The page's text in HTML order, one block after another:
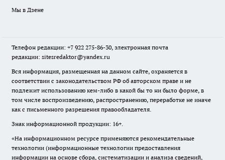
Мы в Дзене
Телефон редакции: +7 922 275-86-30, электронная почта
редакции: sitesredaktor@yandex.ru
Вся информация, размещенная на данном сайте, охраняется в
соответствии с законодательством РФ об авторском праве и не
подлежит использованию кем-либо в какой бы то ни было форме, в
том числе воспроизведению, распространению, переработке не иначе
как с письменного разрешения правообладателя.
Знак информационной продукции: 16+.
«На информационном ресурсе применяются рекомендательные
технологии (информационные технологии предоставления
информации на основе сбора, систематизации и анализа сведений,